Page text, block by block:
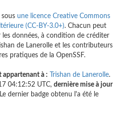
une licence Creative Commons
(CC-BY-3.0+). Chacun peut
données, à condition de créditer
de Lanerolle et les contributeurs
pratiques de la OpenSSF.
appartenant à : Trishan de Lanerolle.
04:12:52 UTC, dernière mise à jour
dernier badge obtenu l'a été le